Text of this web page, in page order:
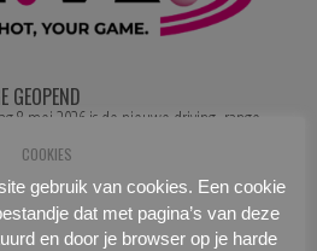
GEOPEND
8 mei 2026 is de nieuwe driving range
Dr!ve feestelijk geopend voor en door
en zelf een balletje slaan onder het
drankje zorgde voor een leuke avond
COOKIES
gebruik van cookies. Een cookie
dat met pagina’s van deze
en door je browser op je harde